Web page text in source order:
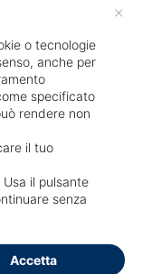
×
o tecnologie
anche per
specificato
rendere non
il tuo
il pulsante
senza
Accetta